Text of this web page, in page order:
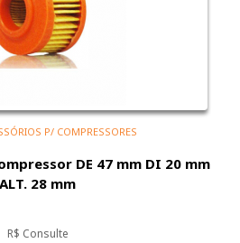
P/ COMPRESSORES
DE 47 mm DI 20 mm
ALT. 28 mm
R$ Consulte